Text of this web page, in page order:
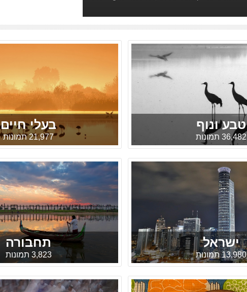
טבע ונוף
36,482 תמונות
בעלי חיים
21,977 תמונות
ישראל
13,980 תמונות
תחבורה
3,823 תמונות